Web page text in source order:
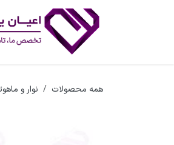
صرف نظر و مشاهده محتوا
همه محصولات نوار و